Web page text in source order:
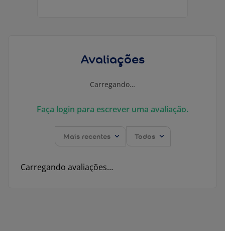
Avaliações
Carregando…
Faça login para escrever uma avaliação.
Mais recentes Todos
Carregando avaliações…